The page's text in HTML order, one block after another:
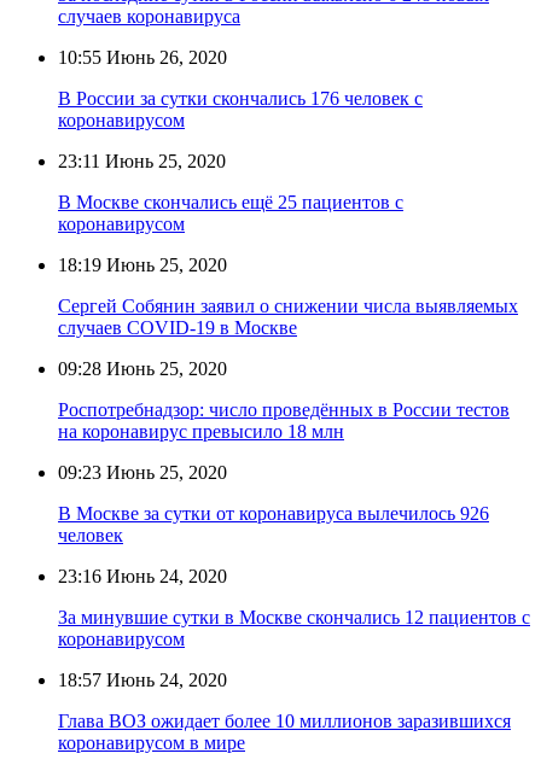
случаев коронавируса
10:55 Июнь 26, 2020
В России за сутки скончались 176 человек с
коронавирусом
23:11 Июнь 25, 2020
В Москве скончались ещё 25 пациентов с
коронавирусом
18:19 Июнь 25, 2020
Сергей Собянин заявил о снижении числа выявляемых
случаев COVID-19 в Москве
09:28 Июнь 25, 2020
Роспотребнадзор: число проведённых в России тестов
на коронавирус превысило 18 млн
09:23 Июнь 25, 2020
В Москве за сутки от коронавируса вылечилось 926
человек
23:16 Июнь 24, 2020
За минувшие сутки в Москве скончались 12 пациентов с
коронавирусом
18:57 Июнь 24, 2020
Глава ВОЗ ожидает более 10 миллионов заразившихся
коронавирусом в мире